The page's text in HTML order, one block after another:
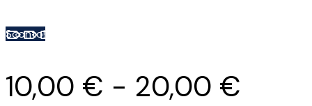
Sconto!
10,00 € - 20,00 €